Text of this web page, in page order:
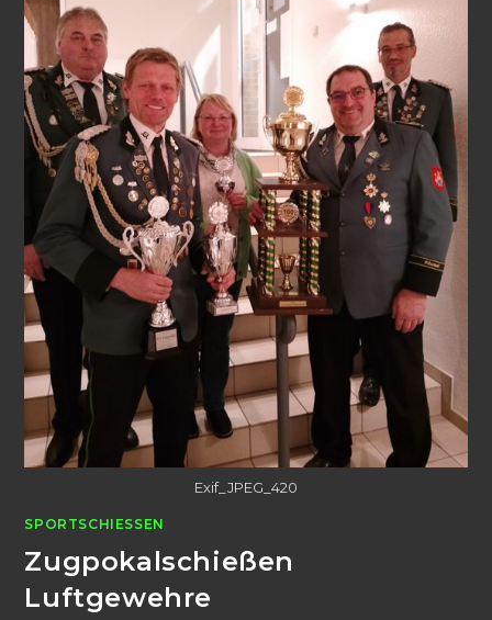
Exif_JPEG_420
SPORTSCHIESSEN
Zugpokalschießen
Luftgewehre